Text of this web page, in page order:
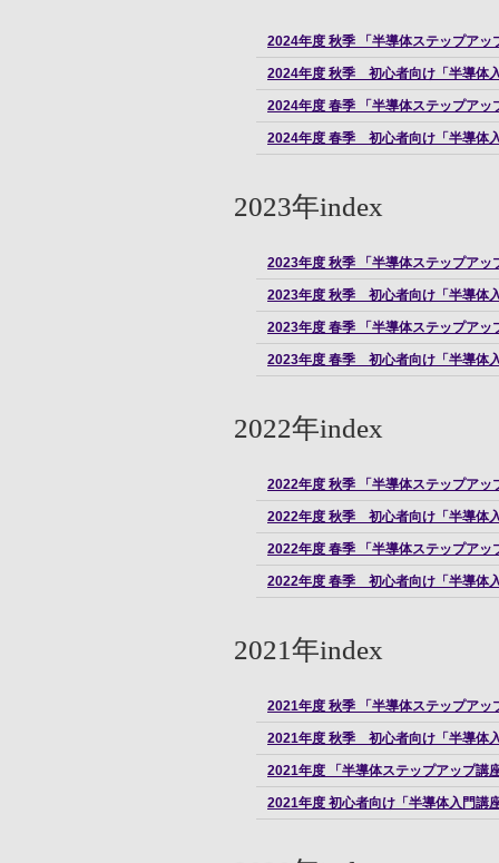
2024年度 秋季 「半導体ステップア
2024年度 秋季 初心者向け「半導体
2024年度 春季 「半導体ステップア
2024年度 春季 初心者向け「半導体
2023年index
2023年度 秋季 「半導体ステップア
2023年度 秋季 初心者向け「半導体
2023年度 春季 「半導体ステップア
2023年度 春季 初心者向け「半導体
2022年index
2022年度 秋季 「半導体ステップア
2022年度 秋季 初心者向け「半導体
2022年度 春季 「半導体ステップア
2022年度 春季 初心者向け「半導体
2021年index
2021年度 秋季 「半導体ステップア
2021年度 秋季 初心者向け「半導体
2021年度 「半導体ステップアップ講
2021年度 初心者向け「半導体入門講